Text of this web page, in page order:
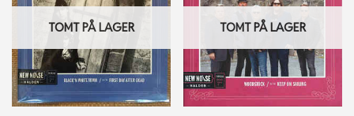
TOMT PÅ LAGER TOMT PÅ LAGER